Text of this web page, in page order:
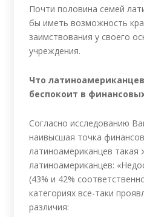
Почти половина семей
бы иметь возможность
заимствования у своего
учреждения.
Что
беспокоит в
Согласно исследованию
наивысшая точка
латиноамериканцев такая
латиноамериканцев:
(43% и 42%
категориях все-таки
различия: